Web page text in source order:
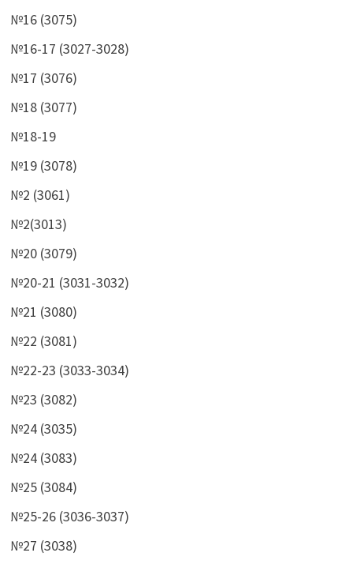
№16 (3075)
№16-17 (3027-3028)
№17 (3076)
№18 (3077)
№18-19
№19 (3078)
№2 (3061)
№2(3013)
№20 (3079)
№20-21 (3031-3032)
№21 (3080)
№22 (3081)
№22-23 (3033-3034)
№23 (3082)
№24 (3035)
№24 (3083)
№25 (3084)
№25-26 (3036-3037)
№27 (3038)